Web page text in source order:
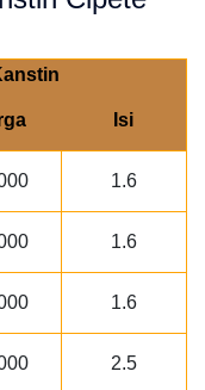
Isi
1.6
1.6
1.6
2.5